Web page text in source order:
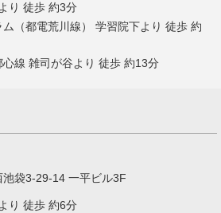
り 徒歩 約3分
（都電荒川線） 学習院下より 徒歩 約
線 雑司が谷より 徒歩 約13分
袋3-29-14 一平ビル3F
り 徒歩 約6分